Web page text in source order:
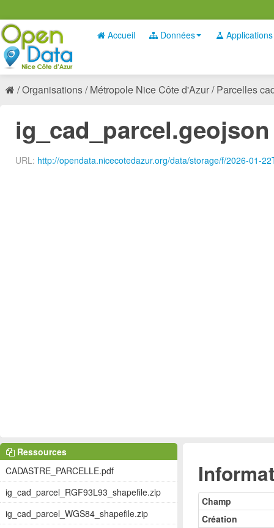
Accueil Données Applications
Organisations Métropole Nice Côte d'Azur Parcelles
ig_cad_parcel.geojson
URL: http://opendata.nicecotedazur.org/data/storage/f/2026-01-
Champ
Création
Ressources
CADASTRE_PARCELLE.pdf
ig_cad_parcel_RGF93L93_shapefile.zip
ig_cad_parcel_WGS84_shapefile.zip